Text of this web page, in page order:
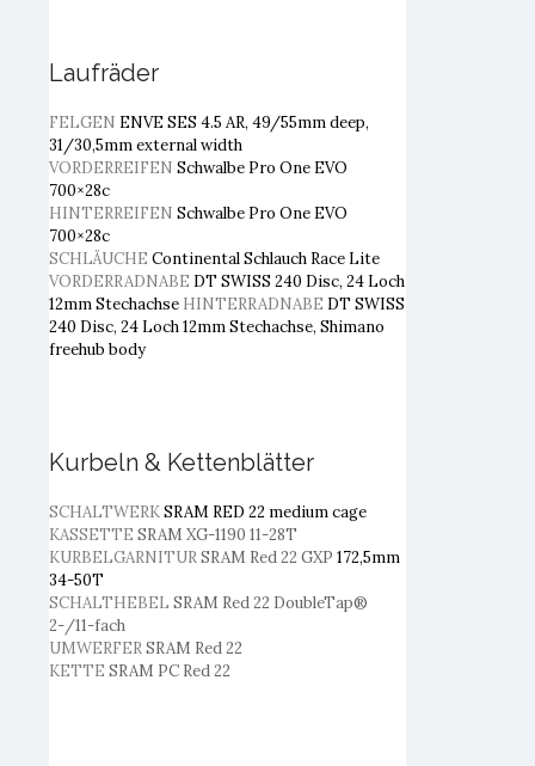
Laufräder
FELGEN ENVE SES 4.5 AR, 49/55mm deep,
31/30,5mm external width
VORDERREIFEN Schwalbe Pro One EVO
700×28c
HINTERREIFEN Schwalbe Pro One EVO
700×28c
SCHLÄUCHE Continental Schlauch Race Lite
VORDERRADNABE DT SWISS 240 Disc, 24 Loch
12mm Stechachse HINTERRADNABE DT SWISS
240 Disc, 24 Loch 12mm Stechachse, Shimano
freehub body
Kurbeln & Kettenblätter
SCHALTWERKSRAM RED 22 medium cage
KASSETTE SRAM XG-1190 11-28T
KURBELGARNITURSRAM Red 22 GXP 172,5mm
34-50T
SCHALTHEBEL SRAM Red 22 DoubleTap®
2-/11-fach
UMWERFERSRAM Red 22
KETTE SRAM PC Red 22